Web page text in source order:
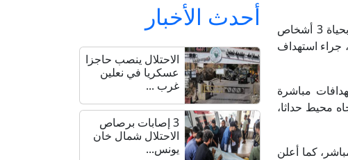
كما أسفرت غارة على بلدة حاروف عن مقتل طفل وإصابة 5 أشخاص، فيما أودت غارة أخرى على بلدة رومين بحياة 3 أشخاص
وفي بلدة زبقين بقضاء صور، أصيب 9 أشخاص بجروح، بينهم 4 سيدات، جراء استهداف
مباشرة
محيط حداثا،
كما أعلن
أحدث الأخبار
الاحتلال ينصب حاجزا
عسكريا في نعلين
غرب ...
3 إصابات برصاص
الاحتلال شمال خان
يونس...